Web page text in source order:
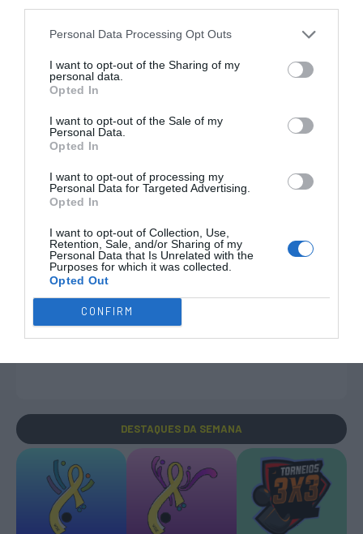
Personal Data Processing Opt Outs
I want to opt-out of the Sharing of my
personal data.
Opted In
I want to opt-out of the Sale of my
Personal Data.
Opted In
I want to opt-out of processing my
Personal Data for Targeted Advertising.
Opted In
I want to opt-out of Collection, Use,
Retention, Sale, and/or Sharing of my
Personal Data that Is Unrelated with the
Purposes for which it was collected.
Opted Out
CONFIRM
14'
2ªP
Golo de Daniel Oliveira
2ªP
para Gonçalo Pinto, SL
17'
2ªP
SL Benfica
Timeout pedido por
SC Marinhense
22'
2ªP
DESTAQUES DA SEMANA